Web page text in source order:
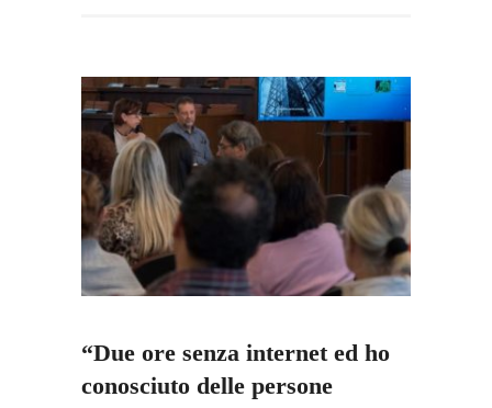
“Due ore senza internet ed ho
conosciuto delle persone